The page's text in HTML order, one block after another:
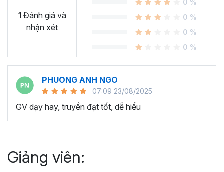
1Đánh giá và
nhận xét
0 %
0 %
0 %
0 %
PHUONG ANH NGO
07:09 23/08/2025
GV dạy hay, truyền đạt tốt, dễ hiểu
Giảng viên: